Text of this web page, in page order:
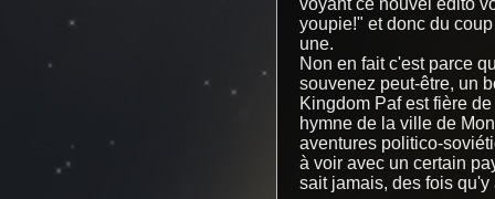
voyant ce nouvel édito
youpie!" et donc du
une.
Non en fait c'est parce
souvenez peut-être, un
Kingdom Paf est fière
hymne de la ville de
aventures politico-
à voir avec un certain
sait jamais, des fois